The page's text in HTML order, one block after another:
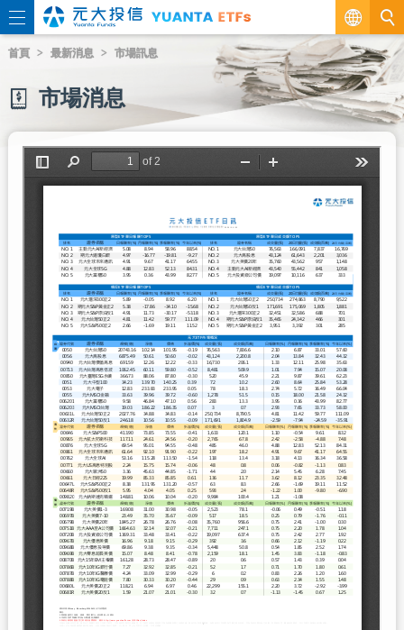
繁
EN
首頁 最新消息 市場訊息
市場消息